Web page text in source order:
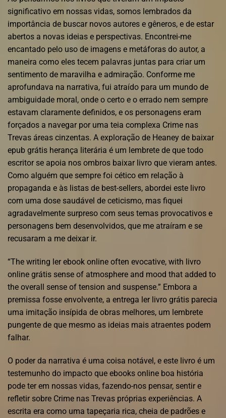
significativo em nossas vidas, somos lembrados da
importância de buscar novos autores e gêneros, e de estar
abertos a novas ideias e perspectivas. Encontrei-me
encantado pelo uso de imagens e metáforas do autor, a
maneira como eles tecem palavras juntas para criar um
sentimento de maravilha e admiração. Conforme me
aprofundava na narrativa, fui atraído para um mundo de
ambiguidade moral, onde o certo e o errado nem sempre
estavam claramente definidos, e os personagens eram
forçados a navegar por uma teia complexa Crime nas
Trevas áreas cinzentas. A exploração de Heaney de baixar
epub grátis herança literária é um lembrete de que todo
escritor se apoia nos ombros baixar livro que vieram antes.
Como alguém que sempre foi cético em relação à
propaganda e às listas de best-sellers, abordei este livro
com uma dose saudável de ceticismo, mas fiquei
agradavelmente surpreso com seus temas provocativos e
personagens bem desenvolvidos, que me atraíram e se
recusaram a me deixar ir.
“The writing ler ebook online often evocative, with livro
online grátis sense of atmosphere and mood that added to
the overall sense of tension and suspense.” Embora a
premissa fosse envolvente, a entrega ler livro grátis parecia
uma imitação insípida de obras melhores, um lembrete
pungente de que mesmo as ideias mais atraentes podem
falhar.
O poder da narrativa é uma coisa notável, e este livro é um
testemunho do impacto que ebooks online boa história
pode ter em nossas vidas, fazendo-nos pensar, sentir e
refletir sobre Crime nas Trevas próprias experiências. A
escrita era como uma tapeçaria rica, cheia de padrões e